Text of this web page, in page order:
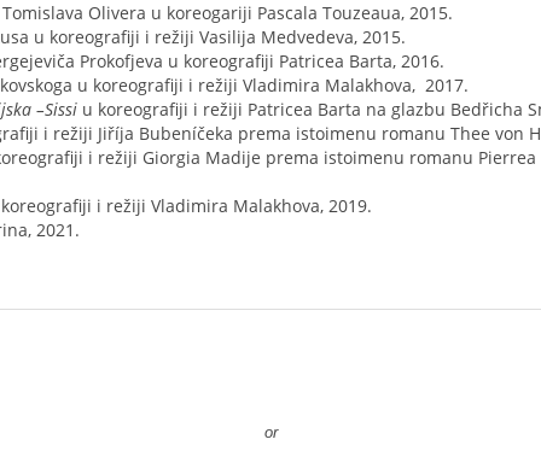
Tomislava Olivera u koreogariji Pascala Touzeaua, 2015.
u koreografiji i režiji Vasilija Medvedeva, 2015.
Prokofjeva u koreografiji Patricea Barta, 2016.
u koreografiji i režiji Vladimira Malakhova, 2017.
–Sissi u koreografiji i režiji Patricea Barta na glazbu Bedřicha
i režiji Jiříja Bubeníčeka prema istoimenu romanu Thee von
i režiji Giorgia Madije prema istoimenu romanu Pierrea
i režiji Vladimira Malakhova, 2019.
2021.
or